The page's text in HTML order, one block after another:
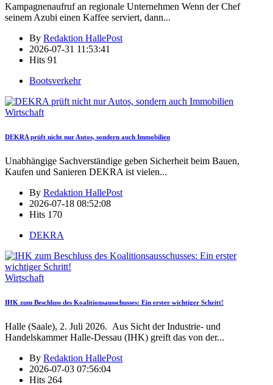
Kampagnenaufruf an regionale Unternehmen Wenn der Chef
seinem Azubi einen Kaffee serviert, dann...
By Redaktion HallePost
2026-07-31 11:53:41
Hits 91
Bootsverkehr
Wirtschaft
DEKRA prüft nicht nur Autos, sondern auch Immobilien
Unabhängige Sachverständige geben Sicherheit beim Bauen,
Kaufen und Sanieren DEKRA ist vielen...
By Redaktion HallePost
2026-07-18 08:52:08
Hits 170
DEKRA
Wirtschaft
IHK zum Beschluss des Koalitionsausschusses: Ein erster wichtiger Schritt!
Halle (Saale), 2. Juli 2026. Aus Sicht der Industrie- und
Handelskammer Halle-Dessau (IHK) greift das von der...
By Redaktion HallePost
2026-07-03 07:56:04
Hits 264